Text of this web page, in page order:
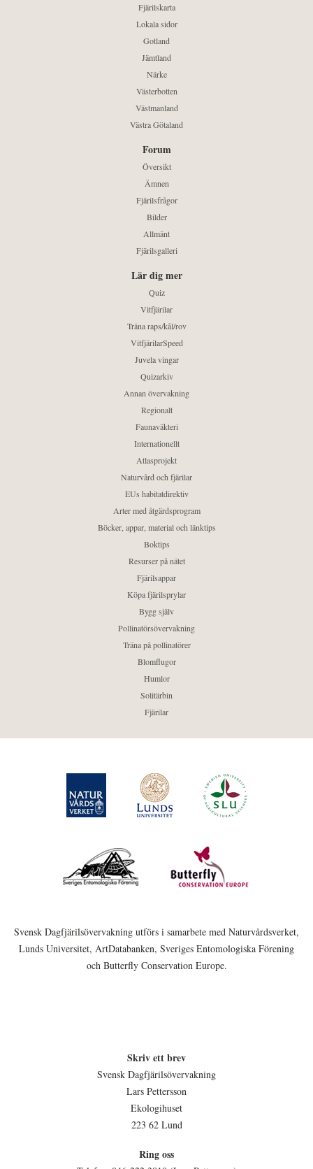
Fjärilskarta
Lokala sidor
Gotland
Jämtland
Närke
Västerbotten
Västmanland
Västra Götaland
Forum
Översikt
Ämnen
Fjärilsfrågor
Bilder
Allmänt
Fjärilsgalleri
Lär dig mer
Quiz
Vitfjärilar
Träna raps/kål/rov
VitfjärilarSpeed
Juvela vingar
Quizarkiv
Annan övervakning
Regionalt
Faunaväkteri
Internationellt
Atlasprojekt
Naturvård och fjärilar
EUs habitatdirektiv
Arter med åtgärdsprogram
Böcker, appar, material och länktips
Boktips
Resurser på nätet
Fjärilsappar
Köpa fjärilsprylar
Bygg själv
Pollinatörsövervakning
Träna på pollinatörer
Blomflugor
Humlor
Solitärbin
Fjärilar
Svensk Dagfjärilsövervakning utförs i samarbete med Naturvårdsverket,
Lunds Universitet, ArtDatabanken, Sveriges Entomologiska Förening
och Butterfly Conservation Europe.
Skriv ett brev
Svensk Dagfjärilsövervakning
Lars Pettersson
Ekologihuset
223 62 Lund
Ring oss